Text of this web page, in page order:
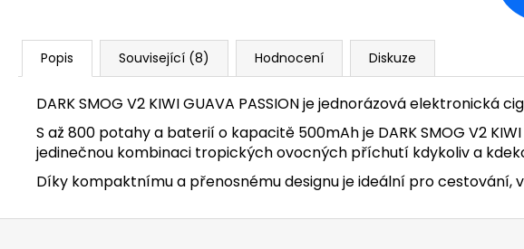
Popis Související (8) Hodnocení Diskuze
DARK SMOG V2 KIWI GUAVA PASSION je jednorázová
S až 800 potahy a baterií o kapacitě 500mAh je DARK SMOG V2
jedinečnou kombinaci tropických ovocných příchutí kdykoliv a
Díky kompaktnímu a přenosnému designu je ideální pro
Z